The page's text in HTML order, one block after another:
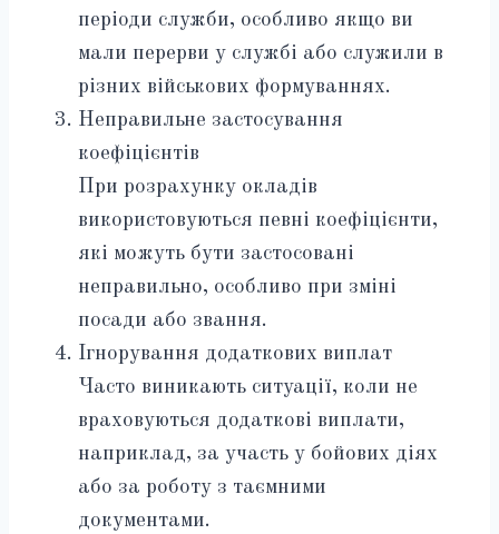
періоди служби, особливо якщо ви
мали перерви у службі або служили в
різних військових формуваннях.
Неправильне застосування
коефіцієнтів
При розрахунку окладів
використовуються певні коефіцієнти,
які можуть бути застосовані
неправильно, особливо при зміні
посади або звання.
Ігнорування додаткових виплат
Часто виникають ситуації, коли не
враховуються додаткові виплати,
наприклад, за участь у бойових діях
або за роботу з таємними
документами.